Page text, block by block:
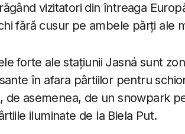
vizitatori din întreaga
fără cusur pe ambele părți ale
forte ale stațiunii Jasná sunt
în afara pârtiilor pentru
de asemenea, de un snowpark
iluminate de la Biela Put.